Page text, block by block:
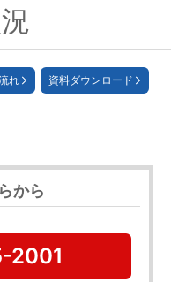
れ 資料ダウンロード
から
2001